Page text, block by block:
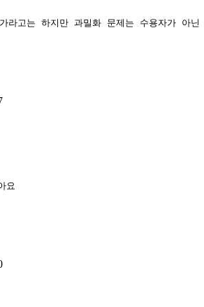
라고는 하지만 과밀화 문제는 수용자가 아
요